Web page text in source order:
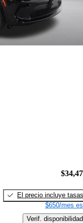
El precio incluye tasas
$650/mes
Verif. disponibilidad